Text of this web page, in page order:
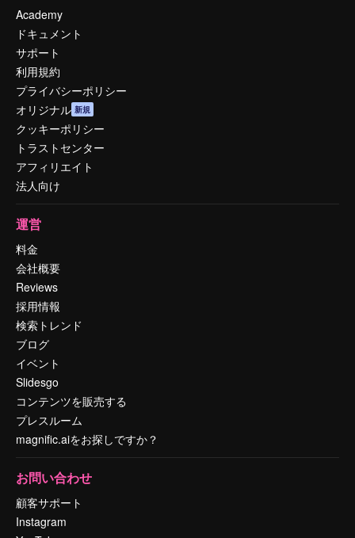
Academy
ドキュメント
サポート
利用規約
プライバシーポリシー
オリジナル 新規
クッキーポリシー
トラストセンター
アフィリエイト
法人向け
運営
料金
会社概要
Reviews
採用情報
検索トレンド
ブログ
イベント
Slidesgo
コンテンツを販売する
プレスルーム
magnific.aiをお探しですか？
お問い合わせ
顧客サポート
Instagram